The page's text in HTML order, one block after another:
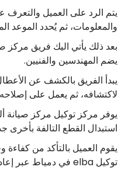
يتم الرد على العميل والتعرف
والمعلومات، ثم يُحدد الموعد
بعد ذلك يأتي اليك فريق مركز
يضم المهندسين والفنيين.
يبدأ الفريق بالكشف عن
لاكتشافه، ثم يعمل على إصلاحه
يوفر مركز توكيل مركز صيانة
استبدال القطع التالفة بأخرى
يقوم العميل بالتأكد من
توكيل elba في دمياط عبر إعادة تشغيله.